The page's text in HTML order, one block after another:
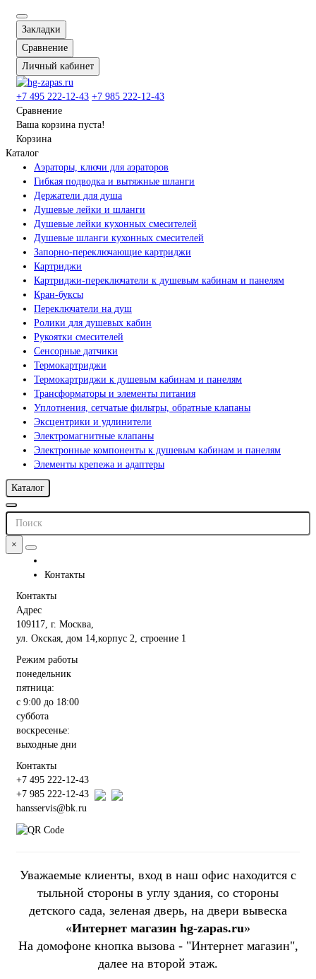
Закладки
Сравнение
Личный кабинет
+7 495 222-12-43 +7 985 222-12-43
Сравнение
Ваша корзина пуста!
Корзина
Каталог
Аэраторы, ключи для аэраторов
Гибкая подводка и вытяжные шланги
Держатели для душа
Душевые лейки и шланги
Душевые лейки кухонных смесителей
Душевые шланги кухонных смесителей
Запорно-переключающие картриджи
Картриджи
Картриджи-переключатели к душевым кабинам и панелям
Кран-буксы
Переключатели на душ
Ролики для душевых кабин
Рукоятки смесителей
Сенсорные датчики
Термокартриджи
Термокартриджи к душевым кабинам и панелям
Трансформаторы и элементы питания
Уплотнения, сетчатые фильтры, обратные клапаны
Эксцентрики и удлинители
Электромагнитные клапаны
Электронные компоненты к душевым кабинам и панелям
Элементы крепежа и адаптеры
Каталог
×
Контакты
Контакты
Адрес
109117, г. Москва,
ул. Окская, дом 14,корпус 2, строение 1
Режим работы
понедельник
пятница:
с 9:00 до 18:00
суббота
воскресенье:
выходные дни
Контакты
+7 495 222-12-43
+7 985 222-12-43
hansservis@bk.ru
Уважаемые клиенты, вход в наш офис находится с
тыльной стороны в углу здания, со стороны
детского сада, зеленая дверь, на двери вывеска
«Интернет магазин hg-zapas.ru»
На домофоне кнопка вызова - "Интернет магазин",
далее на второй этаж.